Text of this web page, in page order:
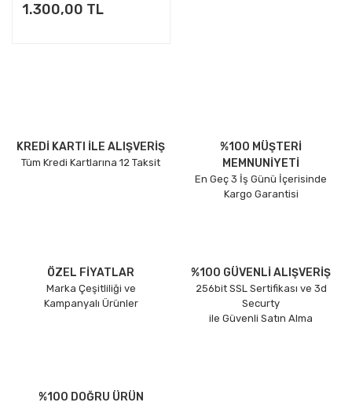
1.300,00 TL
KREDİ KARTI İLE ALIŞVERİŞ
Tüm Kredi Kartlarına 12 Taksit
%100 MÜŞTERİ
MEMNUNİYETİ
En Geç 3 İş Günü İçerisinde
Kargo Garantisi
ÖZEL FİYATLAR
Marka Çeşitliliği ve
Kampanyalı Ürünler
%100 GÜVENLİ ALIŞVERİŞ
256bit SSL Sertifikası ve 3d
Securty
ile Güvenli Satın Alma
%100 DOĞRU ÜRÜN